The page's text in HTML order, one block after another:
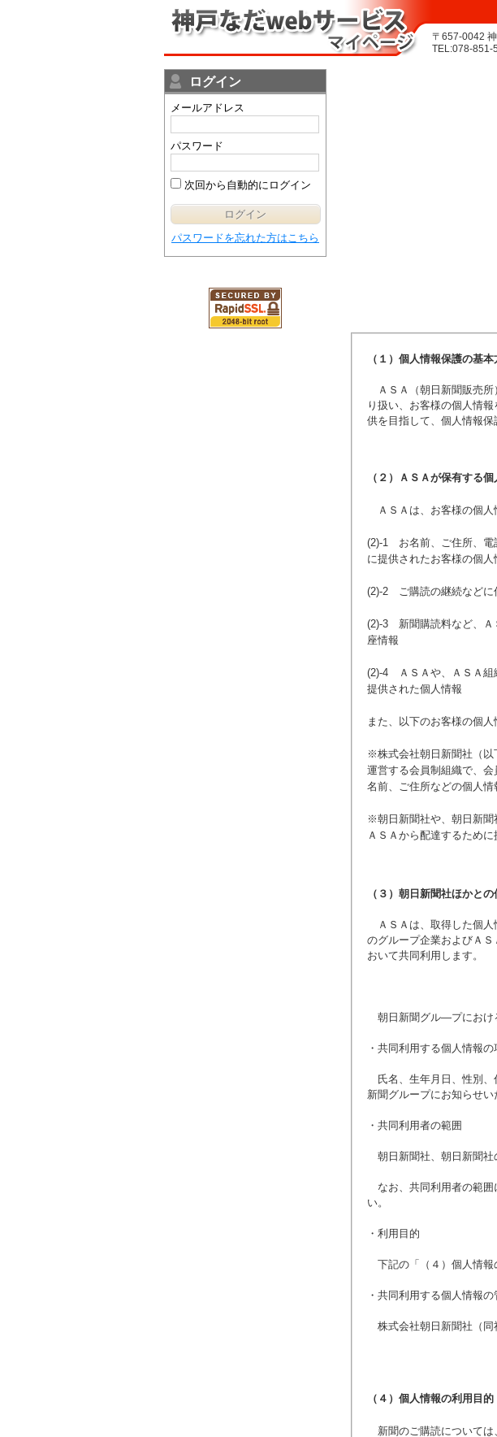
〒657-0042
TEL:078-851-
（１）個人情報保護の基本
ＡＳＡ（朝日新聞販売
り扱い、お客様の個人情
供を目指して、個人情報保
（２）ＡＳＡが保有する個
ＡＳＡは、お客様の個人
(2)-1 お名前、ご住所、電
に提供されたお客様の個
(2)-2 ご購読の継続などに
(2)-3 新聞購読料など、Ａ
座情報
(2)-4 ＡＳＡや、ＡＳＡ組
提供された個人情報
また、以下のお客様の個人
※株式会社朝日新聞社（以
運営する会員制組織で、
名前、ご住所などの個人情
※朝日新聞社や、朝日新聞
ＡＳＡから配達するため
（３）朝日新聞社ほかと
ＡＳＡは、取得した個
のグループ企業およびＡ
おいて共同利用します。
朝日新聞グル―プにおけ
・共同利用する個人情報の
氏名、生年月日、性別、
新聞グループにお知らせい
・共同利用者の範囲
朝日新聞社、朝日新聞社
なお、共同利用者の範囲
い。
・利用目的
下記の「（４）個人情報
・共同利用する個人情報
株式会社朝日新聞社（同
（４）個人情報の利用目的
新聞のご購読について
ログイン
メールアドレス
パスワード
次回から自動的にログイン
パスワードを忘れた方はこちら